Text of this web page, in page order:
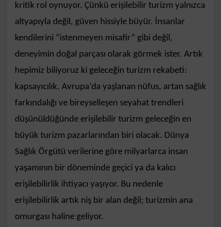
kritik rol oynuyor. Çünkü erişilebilir turizm yalnızca
altyapıyla değil, güven hissiyle büyür. İnsanlar
kendilerini “istenmeyen misafir” gibi değil,
deneyimin doğal parçası olarak görmek ister. Artık
hepimiz biliyoruz ki geleceğin turizm rekabeti:
kapsayıcılık. Avrupa’da yaşlanan nüfus, artan sağlık
farkındalığı ve bireyselleşen seyahat trendleri
düşünüldüğünde erişilebilir turizm geleceğin en
büyük turizm pazarlarından biri olacak. Dünya
Sağlık Örgütü verilerine göre milyarlarca insan
yaşamının bir döneminde geçici ya da kalıcı
erişilebilirlik ihtiyacı yaşıyor. Bu nedenle
erişilebilirlik artık niş bir alan değil; turizmin ana
omurgası haline geliyor.